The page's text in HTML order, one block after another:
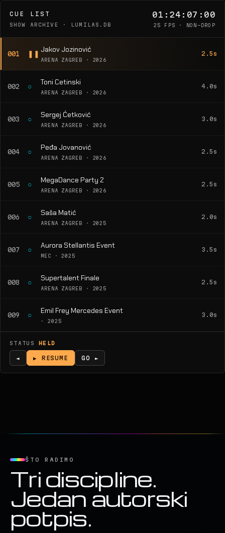
CUE LIST
SHOW ARCHIVE · LUMILAS.DB
01:24:07:00
25 FPS · NON-DROP
001 ❚❚ Jakov Jozinović
ARENA ZAGREB · 2026
2.5s
002 ○ Toni Cetinski
ARENA ZAGREB · 2026
4.0s
003 ○ Sergej Ćetković
ARENA ZAGREB · 2026
3.0s
004 ○ Peđa Jovanović
ARENA ZAGREB · 2026
2.5s
005 ○ MegaDance Party 2
ARENA ZAGREB · 2026
2.5s
006 ○ Saša Matić
ARENA ZAGREB · 2025
2.0s
007 ○ Aurora Stellantis Event
MEC · 2025
3.5s
008 ○ Supertalent Finale
ARENA ZAGREB · 2025
2.5s
009 ○ Emil Frey Mercedes Event
· 2025
3.0s
STATUS HELD
◄ ▶ RESUME GO ►
ŠTO RADIMO
Tri discipline.
Jedan autorski
potpis.